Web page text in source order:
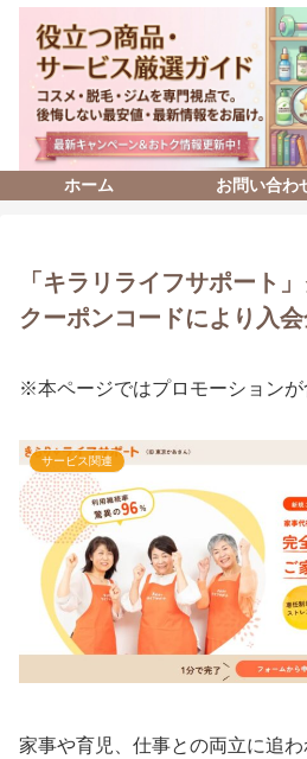
ホーム お問い合わ
「キラリライフサポート
クーポンコードにより入
※本ページではプロモーションが
サービス関連
家事や育児、仕事との両立に追